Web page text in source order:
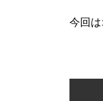
今回